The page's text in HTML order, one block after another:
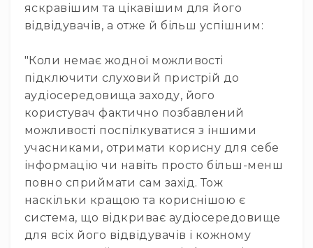
Просто
неба
занурення
Ефекти
Стробоскопи
Лазери
Конфетті
машини
Генератори
диму/
туману
Генератори
снігу
яскравішим та цікавішим для його
відвідувачів, а отже й більш успішним:
"Коли немає жодної можливості
підключити слуховий пристрій до
аудіосередовища заходу, його
користувач фактично позбавлений
можливості поспілкуватися з іншими
учасниками, отримати корисну для себе
інформацію чи навіть просто більш-менш
повно сприймати сам захід. Тож
наскільки кращою та кориснішою є
система, що відкриває аудіосередовище
для всіх його відвідувачів і кожному